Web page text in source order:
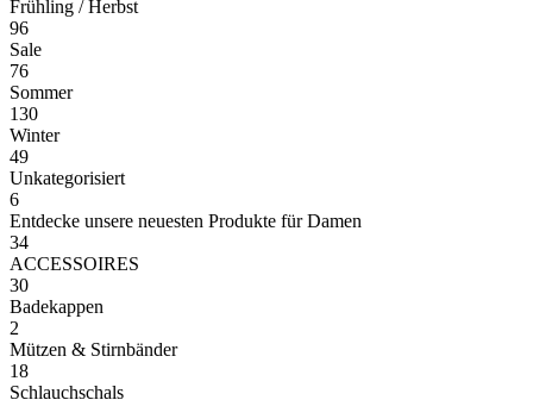
Frühling / Herbst
96
Sale
76
Sommer
130
Winter
49
Unkategorisiert
6
Entdecke unsere neuesten Produkte für Damen
34
ACCESSOIRES
30
Badekappen
2
Mützen & Stirnbänder
18
Schlauchschals